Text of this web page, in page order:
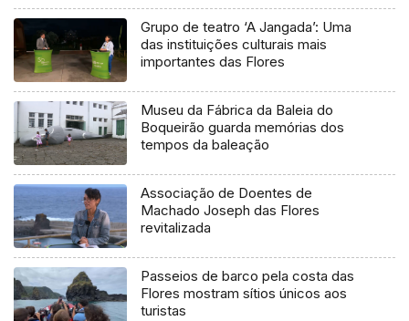
Grupo de teatro ‘A Jangada’: Uma
das instituições culturais mais
importantes das Flores
Museu da Fábrica da Baleia do
Boqueirão guarda memórias dos
tempos da baleação
Associação de Doentes de
Machado Joseph das Flores
revitalizada
Passeios de barco pela costa das
Flores mostram sítios únicos aos
turistas